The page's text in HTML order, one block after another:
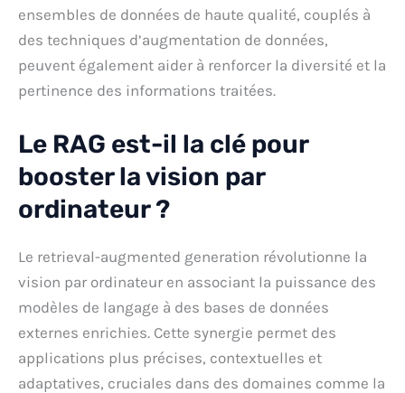
ensembles de données de haute qualité, couplés à
des techniques d’augmentation de données,
peuvent également aider à renforcer la diversité et la
pertinence des informations traitées.
Le RAG est-il la clé pour
booster la vision par
ordinateur ?
Le retrieval-augmented generation révolutionne la
vision par ordinateur en associant la puissance des
modèles de langage à des bases de données
externes enrichies. Cette synergie permet des
applications plus précises, contextuelles et
adaptatives, cruciales dans des domaines comme la